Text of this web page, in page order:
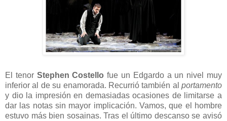
El tenor Stephen Costello fue un Edgardo a un nivel muy
inferior al de su enamorada. Recurrió también al portamento
y dio la impresión en demasiadas ocasiones de limitarse a
dar las notas sin mayor implicación. Vamos, que el hombre
estuvo más bien sosainas. Tras el último descanso se avisó